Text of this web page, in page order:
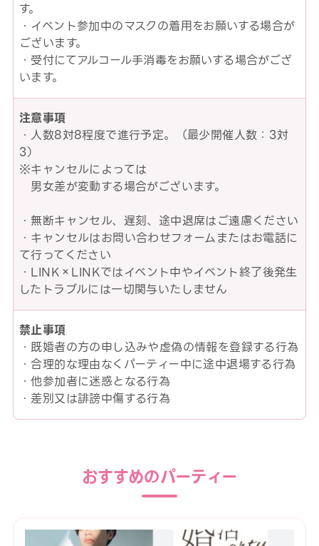
す。
・イベント参加中のマスクの着用をお願いする場合が
ございます。
・受付にてアルコール手消毒をお願いする場合がござ
います。
注意事項
・人数8対8程度で進行予定。（最少開催人数：3対
3）
※キャンセルによっては
男女差が変動する場合がございます。
・無断キャンセル、遅刻、途中退席はご遠慮ください
・キャンセルはお問い合わせフォームまたはお電話に
て行ってください
・LINK×LINKではイベント中やイベント終了後発生
したトラブルには一切関与いたしません
禁止事項
・既婚者の方の申し込みや虚偽の情報を登録する行為
・合理的な理由なくパーティー中に途中退場する行為
・他参加者に迷惑となる行為
・差別又は誹謗中傷する行為
おすすめのパーティー